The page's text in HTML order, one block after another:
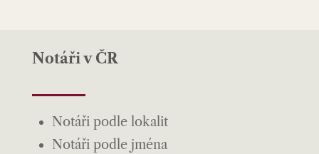
Notáři v ČR
Notáři podle lokalit
Notáři podle jména